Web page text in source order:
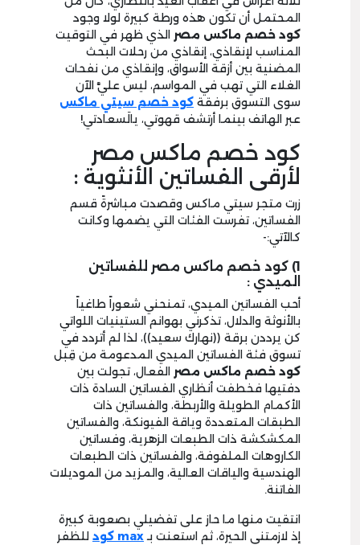
المحتمل أن تكون هذه ورطة كبيرة لولا وجود
كود خصم ماكس مصر الذي ظهر في التوقيت
المناسب لإنقاذي، إنقاذي من رحلات البحث
المضنية بين أزقة الأسواق، وإنقاذي من نفحات
الغلاء التي تهب في المواسم، ليس عليَّ الآن
سوى التسوق برفقة كود خصم سيتي ماكس
عبر الهاتف بينما أرتشف قهوتي، يالَسعادتي!
كود خصم ماكس مصر
لأرقى الفساتين الأنثوية :
زرت متجر سيتي ماكس وقصدت مباشرةً قسم
الفساتين، تفرست الفئات التي يضمها وكانت
كالآتي:-
1) كود خصم ماكس مصر للفساتين
الميدي :
أحب الفساتين الميدي، تمنحني شعوراً طاغياً
بالأنوثة والدلال، تذكرني بهوانم الستينيات اللواتي
كن يرددن برقة ((نهارك سعيد))، لذا لم أتردد في
تسوق فئة الفساتين الميدي المدعومة من قِبل
كود خصم ماكس مصر الفعال، تجولت بين
دفتيها فخطفت أنظاري الفساتين السادة ذات
الأكمام الطويلة والأربطة، والفساتين ذات
الطبقات المتعددة وياقة الفيونكة، والفساتين
المكشكشة ذات الطبعات الزهرية، وفساتين
الكاروهات الملفوفة، والفساتين ذات الطبعات
الهندسية والياقات العالية، والمزيد من الموديلات
الفاتنة.
انتقيت منها ما حاز على تفضيلي بصعوبة كبيرة
إذ لازمتني الحيرة، ثم استعنت بـmax كود للظفر